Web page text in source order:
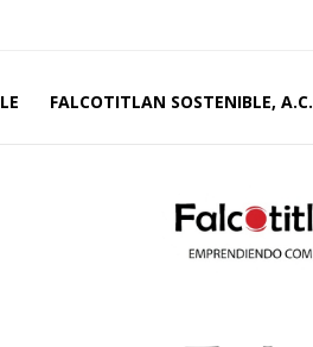
FALCOTITLAN SOSTENIBLE, A.C.